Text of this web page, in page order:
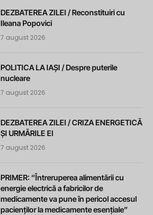
DEZBATEREA ZILEI / Reconstituiri cu
Ileana Popovici
7 august 2026
POLITICA LA IAȘI / Despre puterile
nucleare
7 august 2026
DEZBATEREA ZILEI / CRIZA ENERGETICĂ
ȘI URMĂRILE EI
7 august 2026
PRIMER: “Întreruperea alimentării cu
energie electrică a fabricilor de
medicamente va pune în pericol accesul
pacienților la medicamente esențiale”